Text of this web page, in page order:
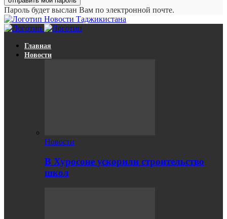
Пароль будет выслан Вам по электронной почте.
Новости Таджикистана
Главная
Новости
Новости
В Хуросоне ускорили строительство
школ